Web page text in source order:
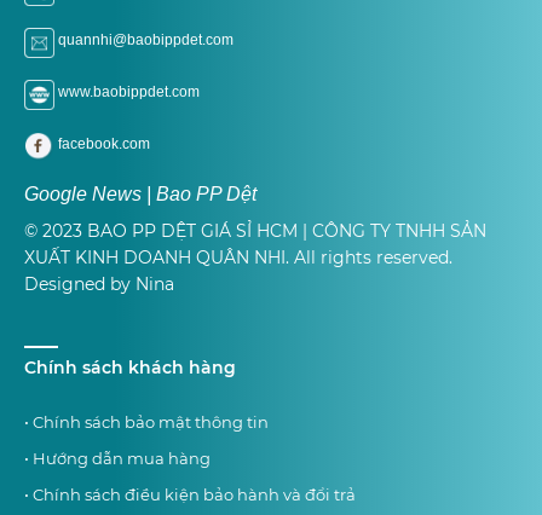
quannhi@baobippdet.com
www.baobippdet.com
facebook.com
Google News | Bao PP Dệt
© 2023 BAO PP DỆT GIÁ SỈ HCM | CÔNG TY TNHH SẢN
XUẤT KINH DOANH QUÂN NHI. All rights reserved.
Designed by Nina
Chính sách khách hàng
• Chính sách bảo mật thông tin
• Hướng dẫn mua hàng
• Chính sách điều kiện bảo hành và đổi trả